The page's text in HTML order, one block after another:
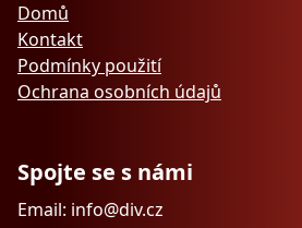
Domů
Kontakt
Podmínky použití
Ochrana osobních údajů
Spojte se s námi
Email: info@div.cz